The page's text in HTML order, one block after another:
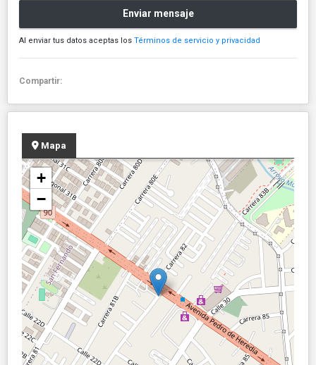
Enviar mensaje
Al enviar tus datos aceptas los Términos de servicio y privacidad
Compartir:
Mapa
+
−